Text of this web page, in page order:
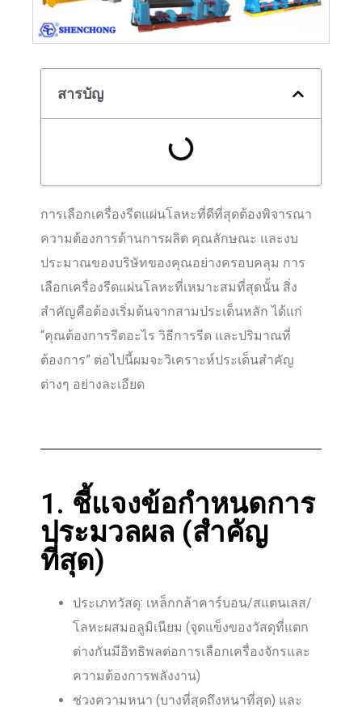
สารบัญ
การเลือกเครื่องรีดแผ่นโลหะที่ดีที่สุดต้องพิจารณา
ความต้องการด้านการผลิต คุณลักษณะ และงบ
ประมาณของบริษัทของคุณอย่างครอบคลุม การ
เลือกเครื่องรีดแผ่นโลหะที่เหมาะสมที่สุดนั้น สิ่ง
สำคัญคือต้องเริ่มต้นจากสามประเด็นหลัก ได้แก่
“คุณต้องการรีดอะไร วิธีการรีด และปริมาณที่
ต้องการ” ต่อไปนี้ผมจะวิเคราะห์ประเด็นสำคัญ
ต่างๆ อย่างละเอียด
1. ชี้แจงข้อกำหนดการ
ประมวลผล (สำคัญ
ที่สุด)
ประเภทวัสดุ: เหล็กกล้าคาร์บอน/สแตนเลส/
โลหะผสมอลูมิเนียม (จุดแข็งของวัสดุที่แตก
ต่างกันมีอิทธิพลต่อการเลือกเครื่องจักรและ
ความต้องการพลังงาน)
ช่วงความหนา (บางที่สุดถึงหนาที่สุด) และ